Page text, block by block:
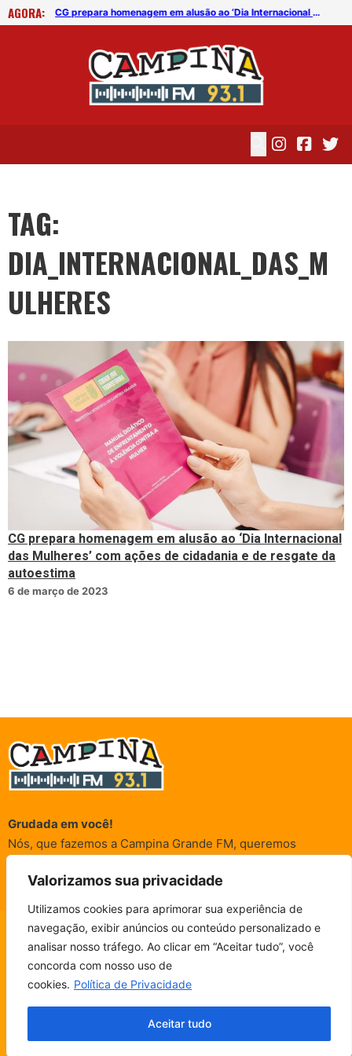
Valorizamos sua privacidade
Utilizamos cookies para aprimorar sua experiência de
navegação, exibir anúncios ou conteúdo personalizado e
analisar nosso tráfego. Ao clicar em “Aceitar tudo”, você
concorda com nosso uso de
cookies. Política de Privacidade
Aceitar tudo
AGORA:
CG prepara homenagem em alusão ao ‘Dia Internacional das Mulheres’ com ações de cidadania e de resgate da autoestima CG prepara homenagem em alusão ao ‘Dia Internacional das Mulheres’ com ações de cidadania e de resgate da autoestima
CAMPINA FM - AO VIVO
ESCUTE SEM PARAR!
TAG:
DIA_INTERNACIONAL_DAS_M
ULHERES
CG prepara homenagem em alusão ao ‘Dia Internacional
das Mulheres’ com ações de cidadania e de resgate da
autoestima
6 de março de 2023
Grudada em você!
Nós, que fazemos a Campina Grande FM, queremos
acompanham sempre. É para vocês que a Rádio existe e por
vocês que as informações (informativas, de entretenimento,
promocionais e de conscientização) são realizadas.
© Campina FM 1978 – 2026. Termos de Uso
rox PublicidadeFala, ouvinte!